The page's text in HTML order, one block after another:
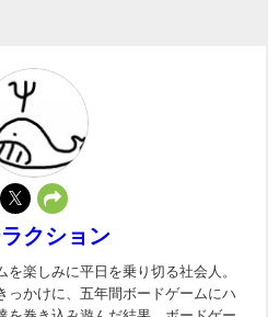
クション
楽しみに平日を乗り切る社会人。
っかけに、五年間ボードゲームにハ